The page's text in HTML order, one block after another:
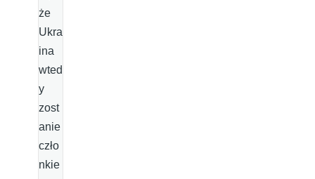
że
Ukra
ina
wted
y
zost
anie
czło
nkie